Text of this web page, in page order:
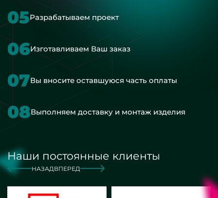
05Разрабатываем проект
06Изготавливаем Ваш заказ
07Вы вносите оставшуюся часть оплаты
08Выполняем доставку и монтаж изделия
Наши постоянные клиенты
НАЗАД ВПЕРЕД